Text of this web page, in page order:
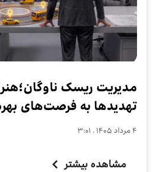
مدیریت ریسک ناوگان؛هنر
تهدیدها به فرصت‌های
۴ مرداد ۱۴۰۵ . ۳:۰۱
مشاهده بیشتر